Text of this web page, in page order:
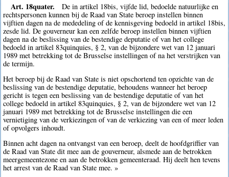
Art. 18quater.
De in artikel 18bis, vijfde lid, bedoelde natuurlijke en
rechtspersonen kunnen bij de Raad van State beroep instellen binnen
vijftien dagen na de mededeling of de kennisgeving bedoeld in artikel 18bis,
zesde lid. De gouverneur kan een zelfde beroep instellen binnen vijftien
dagen na de beslissing van de bestendige deputatie of van het college
bedoeld in artikel 83quinquies, § 2, van de bijzondere wet van 12 januari
1989 met betrekking tot de Brusselse instellingen of na het verstrijken van
de termijn.
Het beroep bij de Raad van State is niet opschortend ten opzichte van de
beslissing van de bestendige deputatie, behoudens wanneer het beroep
gericht is tegen een beslissing van de bestendige deputatie of van het
college bedoeld in artikel 83quinquies, § 2, van de bijzondere wet van 12
januari 1989 met betrekking tot de Brusselse instellingen die een
vernietiging van de verkiezingen of van de verkiezing van een of meer leden
of opvolgers inhoudt.
Binnen acht dagen na ontvangst van een beroep, deelt de hoofdgriffier van
de Raad van State dit mee aan de gouverneur, alsmede aan de betrokken
meergemeentezone en aan de betrokken gemeenteraad. Hij deelt hen tevens
het arrest van de Raad van State mee. »